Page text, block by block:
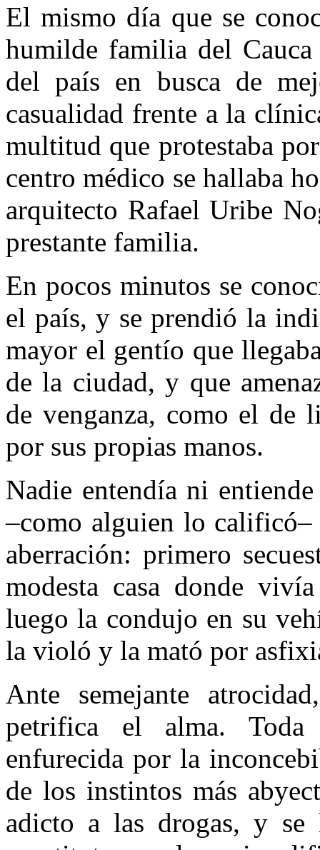
El mismo día que se
humilde familia del
del país en busca de
casualidad frente a la
multitud que protestaba
centro médico se hallaba
arquitecto Rafael Uribe
prestante familia.
En pocos minutos se
el país, y se prendió la
mayor el gentío que
de la ciudad, y que
de venganza, como el de
por sus propias manos.
Nadie entendía ni
–como alguien lo calificó–
aberración: primero
modesta casa donde
luego la condujo en su
la violó y la mató por
Ante semejante
petrifica el alma. Toda
enfurecida por la
de los instintos más
adicto a las drogas, y se